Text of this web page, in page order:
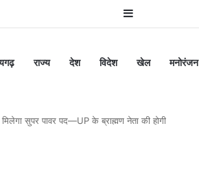
Sidebar
राज्य देश विदेश खेल मनोरंजन
सुपर पावर पद—UP के ब्राह्मण नेता की होगी